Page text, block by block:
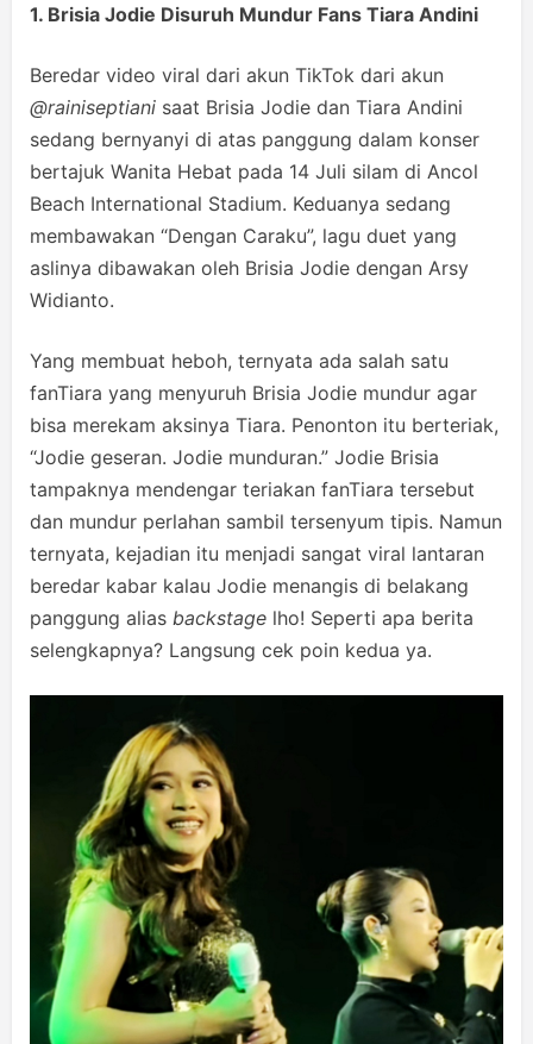
1. Brisia Jodie Disuruh Mundur Fans Tiara Andini
Beredar video viral dari akun TikTok dari akun
@rainiseptiani saat Brisia Jodie dan Tiara Andini
sedang bernyanyi di atas panggung dalam konser
bertajuk Wanita Hebat pada 14 Juli silam di Ancol
Beach International Stadium. Keduanya sedang
membawakan “Dengan Caraku”, lagu duet yang
aslinya dibawakan oleh Brisia Jodie dengan Arsy
Widianto.
Yang membuat heboh, ternyata ada salah satu
fanTiara yang menyuruh Brisia Jodie mundur agar
bisa merekam aksinya Tiara. Penonton itu berteriak,
“Jodie geseran. Jodie munduran.” Jodie Brisia
tampaknya mendengar teriakan fanTiara tersebut
dan mundur perlahan sambil tersenyum tipis. Namun
ternyata, kejadian itu menjadi sangat viral lantaran
beredar kabar kalau Jodie menangis di belakang
panggung alias backstage lho! Seperti apa berita
selengkapnya? Langsung cek poin kedua ya.